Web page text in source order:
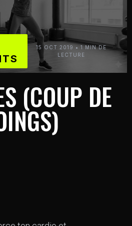
15 OCT 2019 • 1 MIN DE
LECTURE
(COUP DE